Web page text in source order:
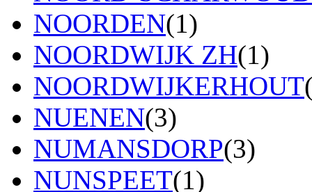
NOORDEN(1)
NOORDWIJK ZH(1)
NOORDWIJKERHOUT
NUENEN(3)
NUMANSDORP(3)
NUNSPEET(1)